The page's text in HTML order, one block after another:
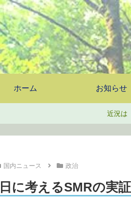
ホーム お知らせ
近況は
国内ニュース 政治
に考えるSMRの実